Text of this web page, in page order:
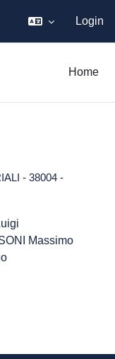
Login
Home
- 38004 -
Massimo